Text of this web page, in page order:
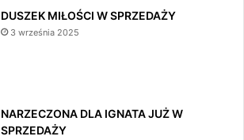
k
DUSZEK MIŁOŚCI W SPRZEDAŻY
3 września 2025
NARZECZONA DLA IGNATA JUŻ W
SPRZEDAŻY